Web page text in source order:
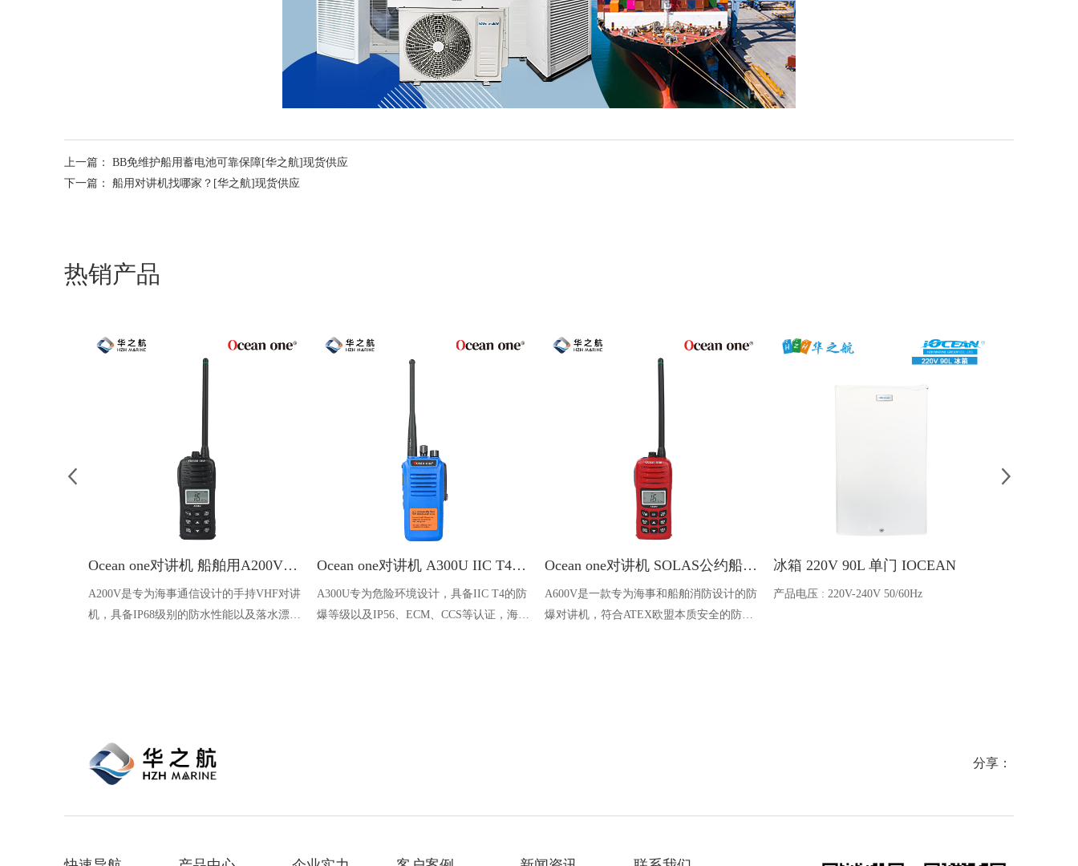
上一篇： BB免维护船用蓄电池可靠保障[华之航]现货供应
下一篇： 船用对讲机找哪家？[华之航]现货供应
热销产品
Ocean one对讲机 船舶用A200V漂浮式手持防水对讲机
A200V是专为海事通信设计的手持VHF对讲
机，具备IP68级别的防水性能以及落水漂浮
Ocean one对讲机 A300U IIC T4氢气防爆对讲机 船舶消防本质安全无线电
A300U专为危险环境设计，具备IIC T4的防
爆等级以及IP56、ECM、CCS等认证，海上
Ocean one对讲机 SOLAS公约船舶消防A600V ATEX防爆对讲机
A600V是一款专为海事和船舶消防设计的防
爆对讲机，符合ATEX欧盟本质安全的防爆
冰箱 220V 90L 单门 IOCEAN
产品电压 : 220V-240V 50/60Hz
分享：